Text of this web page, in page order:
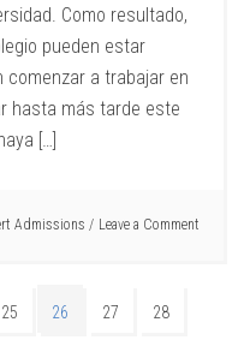
Como resultado,
pueden estar
comenzar a trabajar en
hasta más tarde este
[…]
Admissions Leave a Comment
25 26 27 28